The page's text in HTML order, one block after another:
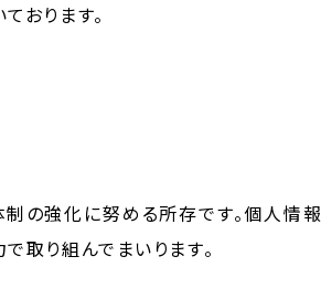
おります。
の強化に努める所存です。個人情報
取り組んでまいります。